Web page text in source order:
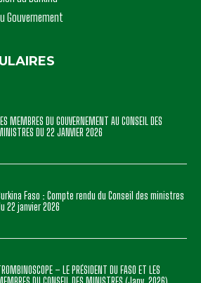
Gouvernement
LES MEMBRES DU GOUVERNEMENT AU CONSEIL DES
DU 22 JANVIER 2026
Faso : Compte rendu du Conseil des ministres
22 janvier 2026
– LE PRÉSIDENT DU FASO ET LES